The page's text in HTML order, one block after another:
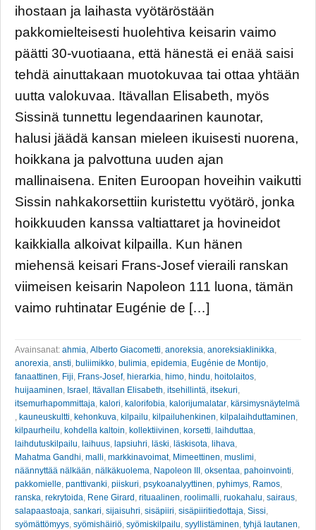
ihostaan ja laihasta vyötäröstään
pakkomielteisesti huolehtiva keisarin vaimo
päätti 30-vuotiaana, että hänestä ei enää saisi
tehdä ainuttakaan muotokuvaa tai ottaa yhtään
uutta valokuvaa. Itävallan Elisabeth, myös
Sissinä tunnettu legendaarinen kaunotar,
halusi jäädä kansan mieleen ikuisesti nuorena,
hoikkana ja palvottuna uuden ajan
mallinaisena. Eniten Euroopan hoveihin vaikutti
Sissin nahkakorsettiin kuristettu vyötärö, jonka
hoikkuuden kanssa valtiattaret ja hovineidot
kaikkialla alkoivat kilpailla. Kun hänen
miehensä keisari Frans-Josef vieraili ranskan
viimeisen keisarin Napoleon 111 luona, tämän
vaimo ruhtinatar Eugénie de […]
Avainsanat: ahmia Alberto Giacometti anoreksia anoreksiaklinikka
anorexia ansti buliimikko bulimia epidemia Eugénie de Montijo
fanaattinen Fiji Frans-Josef, hierarkia himo hindu hoitolaitos
huijaaminen Israel Itävallan Elisabeth itsehillintä itsekuri
itsemurhapommittaja kalori kalorifobia kalorijumalatar kärsimysnäytelmä
kauneuskultti kehonkuva kilpailu kilpailuhenkinen kilpalaihduttaminen
kilpaurheilu kohdella kaltoin kollektiivinen korsetti laihduttaa
laihdutuskilpailu laihuus lapsiuhri läski läskisota lihava
Mahatma Gandhi malli markkinavoimat, Mimeettinen muslimi
näännyttää nälkään nälkäkuolema Napoleon III oksentaa pahoinvointi
pakkomielle panttivanki piiskuri psykoanalyyttinen pyhimys Ramos
ranska rekrytoida Rene Girard rituaalinen roolimalli ruokahalu sairaus
salapaastoaja sankari sijaisuhri sisäpiiri sisäpiiritiedottaja Sissi
syömättömyys syömishäiriö syömiskilpailu syyllistäminen tyhjä lautanen